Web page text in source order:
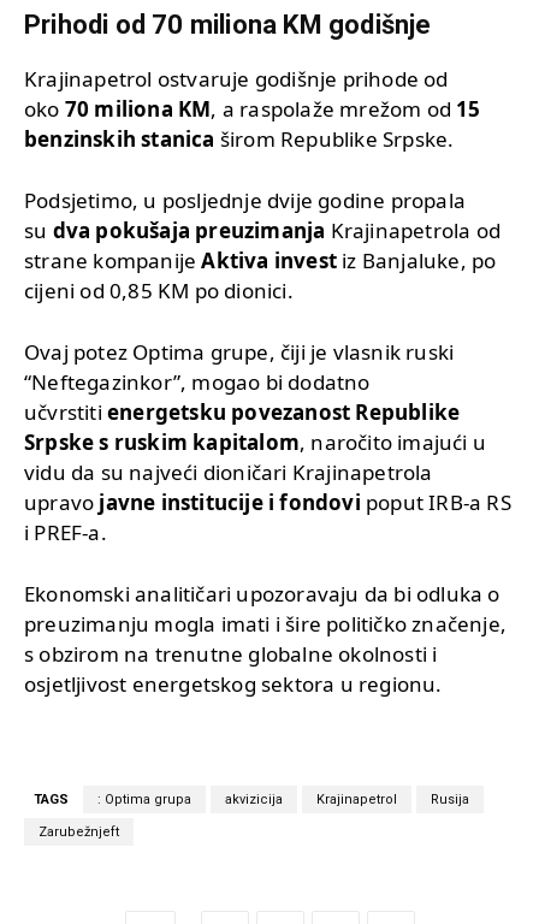
Prihodi od 70 miliona KM godišnje
Krajinapetrol ostvaruje godišnje prihode od
oko 70 miliona KM, a raspolaže mrežom od 15
benzinskih stanica širom Republike Srpske.
Podsjetimo, u posljednje dvije godine propala
su dva pokušaja preuzimanja Krajinapetrola od
strane kompanijeAktiva invest iz Banjaluke, po
cijeni od 0,85 KM po dionici.
Ovaj potez Optima grupe, čiji je vlasnik ruski
“Neftegazinkor”, mogao bi dodatno
učvrstiti energetsku povezanost Republike
Srpske s ruskim kapitalom, naročito imajući u
vidu da su najveći dioničari Krajinapetrola
upravo javne institucije i fondovi poput IRB-a RS
i PREF-a.
Ekonomski analitičari upozoravaju da bi odluka o
preuzimanju mogla imati i šire političko značenje,
s obzirom na trenutne globalne okolnosti i
osjetljivost energetskog sektora u regionu.
TAGS : Optima grupa akvizicija Krajinapetrol Rusija
Zarubežnjeft